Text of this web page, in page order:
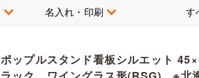
名入れ・印刷 す
ポップルスタンド看板シルエット